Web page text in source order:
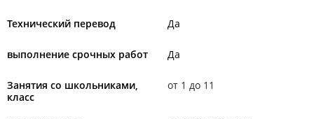
Технический перевод Да
выполнение срочных работ Да
Занятия со школьниками,
класс
от 1 до 11